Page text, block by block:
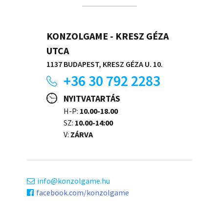
KONZOLGAME - KRESZ GÉZA
UTCA
1137 BUDAPEST, KRESZ GÉZA U. 10.
+36 30 792 2283
NYITVATARTÁS
H-P: 10.00-18.00
SZ: 10.00-14:00
V: ZÁRVA
info
konzolgame.hu
facebook.com/konzolgame